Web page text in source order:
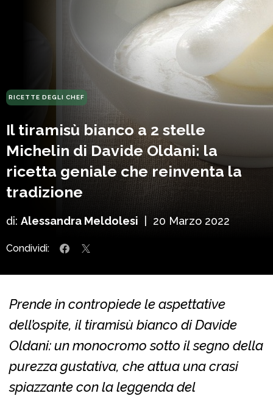
RICETTE DEGLI CHEF
Il tiramisù bianco a 2 stelle
Michelin di Davide Oldani: la
ricetta geniale che reinventa la
tradizione
di: Alessandra Meldolesi 20 Marzo 2022
Condividi:
Prende in contropiede le aspettative
dell’ospite, il tiramisù bianco di Davide
Oldani: un monocromo sotto il segno della
purezza gustativa, che attua una crasi
spiazzante con la leggenda del